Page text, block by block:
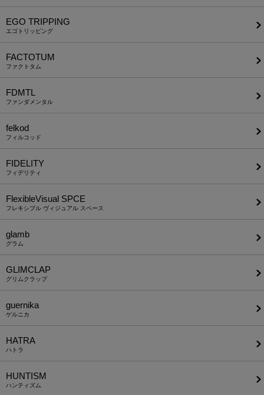
EGO TRIPPING
エゴトリッピング
FACTOTUM
ファクトタム
FDMTL
ファンダメンタル
felkod
フィルコッド
FIDELITY
フィデリティ
FlexibleVisual SPCE
フレキシブル ヴィジュアル スペース
glamb
グラム
GLIMCLAP
グリムクラップ
guernika
ゲルニカ
HATRA
ハトラ
HUNTISM
ハンティズム